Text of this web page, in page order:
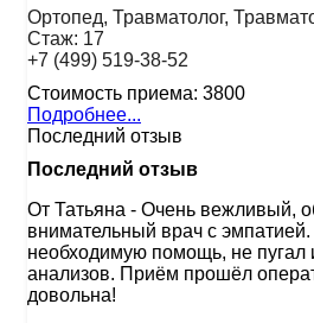
Ортопед, Травматолог,
Стаж: 17
+7 (499) 519-38-52
Стоимость приема: 3800
Подробнее...
Последний отзыв
Последний отзыв
От Татьяна - Очень вежливый,
внимательный врач с
необходимую помощь, не пугал
анализов. Приём прошёл
довольна!